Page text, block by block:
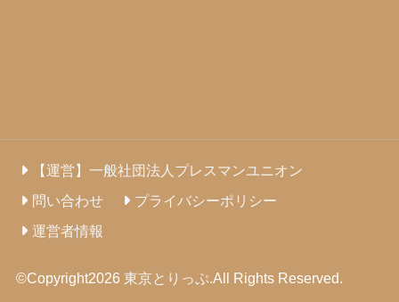
【運営】一般社団法人プレスマンユニオン
問い合わせ
プライバシーポリシー
運営者情報
©Copyright2026 東京とりっぷ.All Rights Reserved.